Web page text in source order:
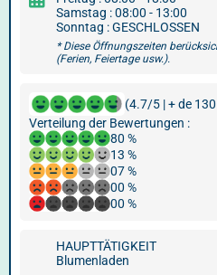
Samstag : 08:00 - 13:00
Sonntag : GESCHLOSSEN
* Diese Öffnungszeiten
(Ferien, Feiertage usw.).
(4.7/5 | + de
Verteilung der Bewertungen :
80 %
13 %
07 %
00 %
00 %
HAUPTTÄTIGKEIT
Blumenladen